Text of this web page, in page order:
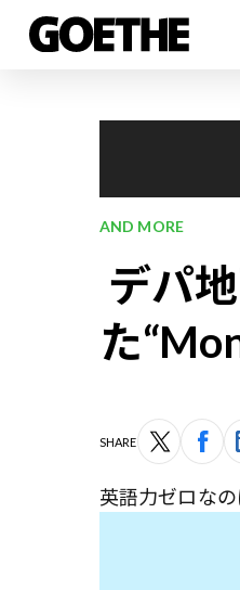
AND MORE
デパ
た
SHARE
英語力ゼロな